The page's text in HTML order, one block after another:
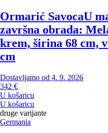
Ormarić SavocaU
završna obrada:
krem, širina 68 cm,
cm
Dostavljamo od 4. 9. 2026
342 €
U košaricu
U košaricu
druge varijante
Germania